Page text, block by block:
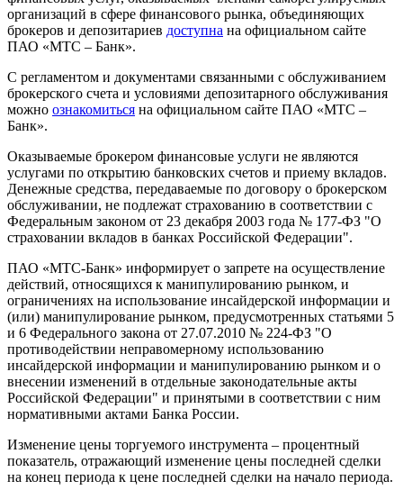
организаций в сфере финансового рынка, объединяющих
брокеров и депозитариев доступна на официальном сайте
ПАО «МТС – Банк».
С регламентом и документами связанными с обслуживанием
брокерского счета и условиями депозитарного обслуживания
можно ознакомиться на официальном сайте ПАО «МТС –
Банк».
Оказываемые брокером финансовые услуги не являются
услугами по открытию банковских счетов и приему вкладов.
Денежные средства, передаваемые по договору о брокерском
обслуживании, не подлежат страхованию в соответствии с
Федеральным законом от 23 декабря 2003 года № 177-ФЗ "О
страховании вкладов в банках Российской Федерации".
ПАО «МТС-Банк» информирует о запрете на осуществление
действий, относящихся к манипулированию рынком, и
ограничениях на использование инсайдерской информации и
(или) манипулирование рынком, предусмотренных статьями 5
и 6 Федерального закона от 27.07.2010 № 224-ФЗ "О
противодействии неправомерному использованию
инсайдерской информации и манипулированию рынком и о
внесении изменений в отдельные законодательные акты
Российской Федерации" и принятыми в соответствии с ним
нормативными актами Банка России.
Изменение цены торгуемого инструмента – процентный
показатель, отражающий изменение цены последней сделки
на конец периода к цене последней сделки на начало периода.